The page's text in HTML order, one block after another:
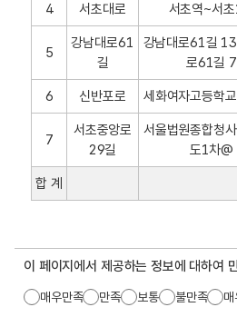
노
연
장
m
,
비
4 서초대로 서초역~서
5
강남대로61
길
강남대로61길
로61길 7
6 신반포로 세화여자고등학
7
서초중앙로
29길
서울법원종합청
도1차@
합 계
이 페이지에서 제공하는 정보에 대하여
매우만족 만족 보통 불만족